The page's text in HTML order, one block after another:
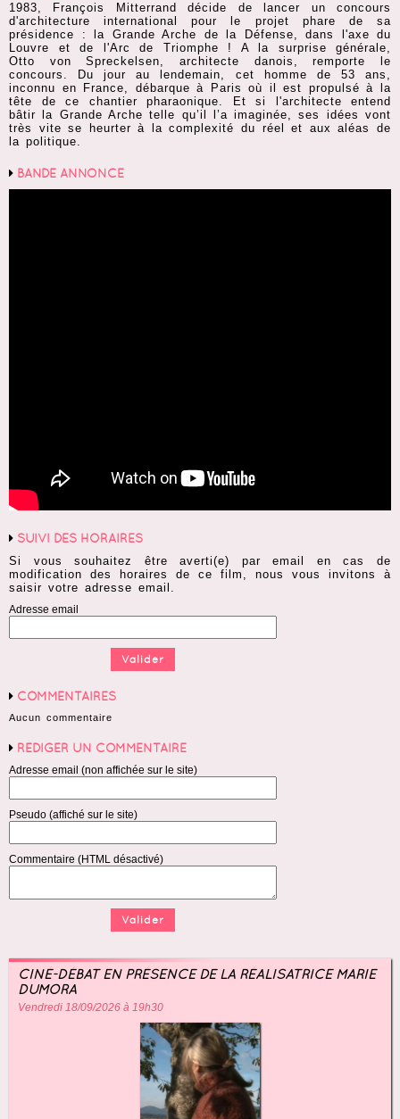
1983, François Mitterrand décide de lancer un concours
d'architecture international pour le projet phare de sa
présidence : la Grande Arche de la Défense, dans l'axe du
Louvre et de l'Arc de Triomphe ! A la surprise générale,
Otto von Spreckelsen, architecte danois, remporte le
concours. Du jour au lendemain, cet homme de 53 ans,
inconnu en France, débarque à Paris où il est propulsé à la
tête de ce chantier pharaonique. Et si l'architecte entend
bâtir la Grande Arche telle qu’il l’a imaginée, ses idées vont
très vite se heurter à la complexité du réel et aux aléas de
la politique.
BANDE ANNONCE
SUIVI DES HORAIRES
Si vous souhaitez être averti(e) par email en cas de
modification des horaires de ce film, nous vous invitons à
saisir votre adresse email.
Adresse email
COMMENTAIRES
Aucun commentaire
RÉDIGER UN COMMENTAIRE
Adresse email (non affichée sur le site)
Pseudo (affiché sur le site)
Commentaire (HTML désactivé)
CINÉ-DÉBAT EN PRÉSENCE DE LA RÉALISATRICE MARIE
DUMORA
Vendredi 18/09/2026 à 19h30